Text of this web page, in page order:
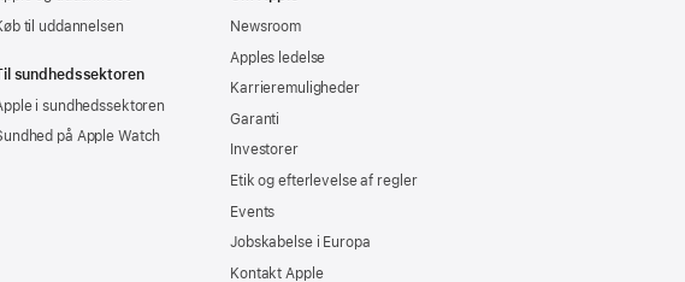
til uddannelsen
sundhedssektoren
i sundhedssektoren
på Apple Watch
Newsroom
Apples ledelse
Karrieremuligheder
Garanti
Investorer
Etik og efterlevelse af regler
Events
Jobskabelse i Europa
Kontakt Apple